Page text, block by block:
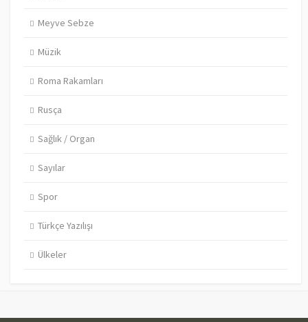
Meyve Sebze
Müzik
Roma Rakamları
Rusça
Sağlık / Organ
Sayılar
Spor
Türkçe Yazılışı
Ülkeler